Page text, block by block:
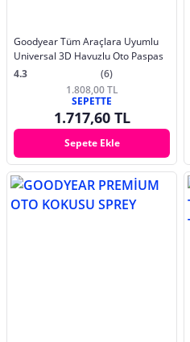
Goodyear Tüm Araçlara Uyumlu
Universal 3D Havuzlu Oto Paspas
4.3
(6)
1.808,00 TL
SEPETTE
1.717,60 TL
Sepete Ekle